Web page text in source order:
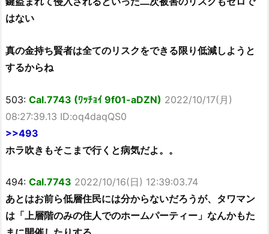
はない
真の金持ち賢者は全てのリスクをできる限り低減しようと
するからね
503: Cal.7743 (ﾜｯﾁｮｲ 9f01-aDZN) 2022/10/17(月)
08:27:39.13 ID:oq4daqQS0
>>493
ホラ吹きもそこまで行くと病気だよ。。
494: Cal.7743 2022/10/16(日) 12:39:03.74
あとはお前ら低層住民には分からないだろうが、タワマン
は「上層階のみの住人でのホームパーティー」なんかもた